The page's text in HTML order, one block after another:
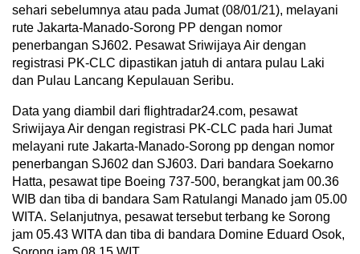
sehari sebelumnya atau pada Jumat (08/01/21), melayani
rute Jakarta-Manado-Sorong PP dengan nomor
penerbangan SJ602. Pesawat Sriwijaya Air dengan
registrasi PK-CLC dipastikan jatuh di antara pulau Laki
dan Pulau Lancang Kepulauan Seribu.
Data yang diambil dari flightradar24.com, pesawat
Sriwijaya Air dengan registrasi PK-CLC pada hari Jumat
melayani rute Jakarta-Manado-Sorong pp dengan nomor
penerbangan SJ602 dan SJ603. Dari bandara Soekarno
Hatta, pesawat tipe Boeing 737-500, berangkat jam 00.36
WIB dan tiba di bandara Sam Ratulangi Manado jam 05.00
WITA. Selanjutnya, pesawat tersebut terbang ke Sorong
jam 05.43 WITA dan tiba di bandara Domine Eduard Osok,